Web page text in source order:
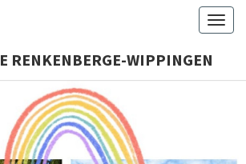
RENKENBERGE-WIPPINGEN